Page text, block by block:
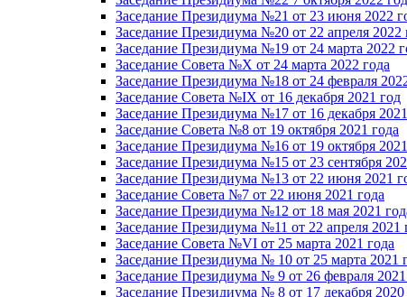
Заседание Президиума №21 от 23 июня 2022
Заседание Президиума №20 от 22 апреля 2022
Заседание Президиума №19 от 24 марта 2022
Заседание Совета №X от 24 марта 2022 года
Заседание Президиума №18 от 24 февраля
Заседание Совета №IX от 16 декабря 2021 год
Заседание Президиума №17 от 16 декабря
Заседание Совета №8 от 19 октября 2021 года
Заседание Президиума №16 от 19 октября
Заседание Президиума №15 от 23 сентября
Заседание Президиума №13 от 22 июня 2021
Заседание Совета №7 от 22 июня 2021 года
Заседание Президиума №12 от 18 мая 2021
Заседание Президиума №11 от 22 апреля 2021
Заседание Совета №VI от 25 марта 2021 года
Заседание Президиума № 10 от 25 марта 2021
Заседание Президиума № 9 от 26 февраля 2021
Заседание Президиума № 8 от 17 декабря 2020